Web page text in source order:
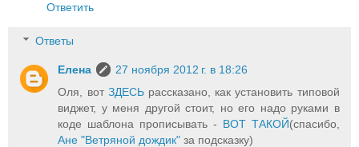
Ответить
Ответы
Елена
27 ноября 2012 г. в 18:26
Оля, вотЗДЕСЬрассказано, как установить типовой
виджет, у меня другой стоит, но его надо руками в
коде шаблона прописывать - ВОТ ТАКОЙ(спасибо,
Ане "Ветряной дождик"за подсказку)